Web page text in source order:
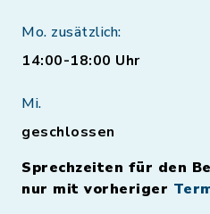
Mo. zusätzlich:
14:00-18:00 Uhr
Mi.
geschlossen
Sprechzeiten für den
nur mit vorheriger